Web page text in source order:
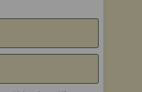
kistraktor
kistraktor